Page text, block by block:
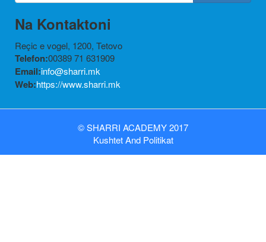
Na Kontaktoni
Reçic e vogel, 1200, Tetovo
Telefon:00389 71 631909
Email:info@sharri.mk
Web:https://www.sharri.mk
©SHARRI ACADEMY2017
KushtetAnd Politikat